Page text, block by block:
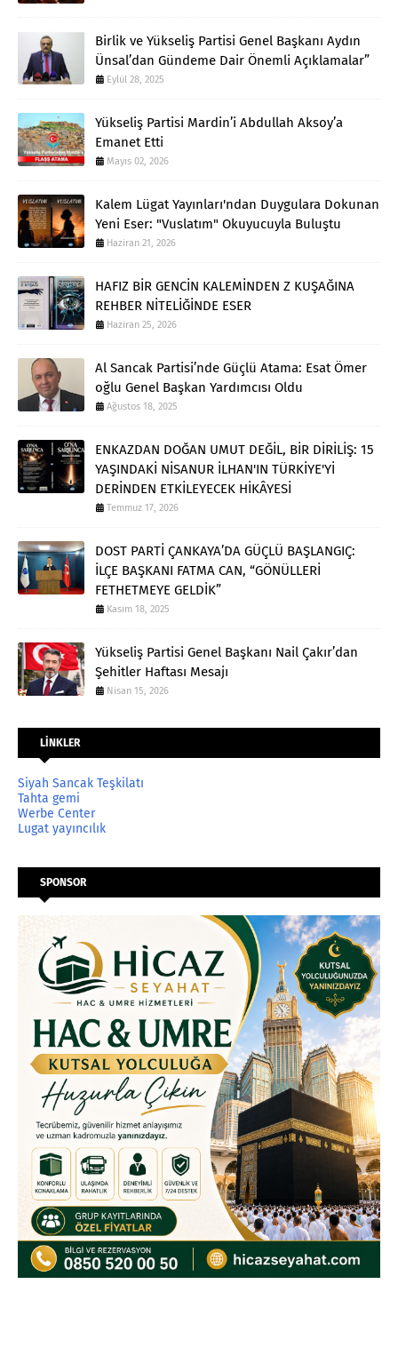
Birlik ve Yükseliş Partisi Genel Başkanı Aydın
Ünsal’dan Gündeme Dair Önemli Açıklamalar”
Eylül 28, 2025
Yükseliş Partisi Mardin’i Abdullah Aksoy’a
Emanet Etti
Mayıs 02, 2026
Kalem Lügat Yayınları'ndan Duygulara Dokunan
Yeni Eser: "Vuslatım" Okuyucuyla Buluştu
Haziran 21, 2026
HAFIZ BİR GENCİN KALEMİNDEN Z KUŞAĞINA
REHBER NİTELİĞİNDE ESER
Haziran 25, 2026
Al Sancak Partisi’nde Güçlü Atama: Esat Ömer​
oğlu Genel Başkan Yardımcısı Oldu
Ağustos 18, 2025
ENKAZDAN DOĞAN UMUT DEĞİL, BİR DİRİLİŞ: 15
YAŞINDAKİ NİSANUR İLHAN'IN TÜRKİYE'Yİ
DERİNDEN ETKİLEYECEK HİKÂYESİ
Temmuz 17, 2026
DOST PARTİ ÇANKAYA’DA GÜÇLÜ BAŞLANGIÇ:
İLÇE BAŞKANI FATMA CAN, “GÖNÜLLERİ
FETHETMEYE GELDİK”
Kasım 18, 2025
Yükseliş Partisi Genel Başkanı Nail Çakır’dan
Şehitler Haftası Mesajı
Nisan 15, 2026
LİNKLER
Siyah Sancak Teşkilatı
Tahta gemi
Werbe Center
Lugat yayıncılık
SPONSOR